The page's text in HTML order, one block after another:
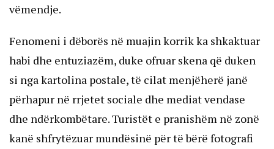
vëmendje.
Fenomeni i dëborës në muajin korrik ka shkaktuar
habi dhe entuziazëm, duke ofruar skena që duken
si nga kartolina postale, të cilat menjëherë janë
përhapur në rrjetet sociale dhe mediat vendase
dhe ndërkombëtare. Turistët e pranishëm në zonë
kanë shfrytëzuar mundësinë për të bërë fotografi